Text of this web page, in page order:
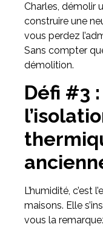
Charles, démolir
construire une
vous perdez
Sans compter
démolition.
Défi #3
L’humidité, c’est
maisons. Elle
vous la